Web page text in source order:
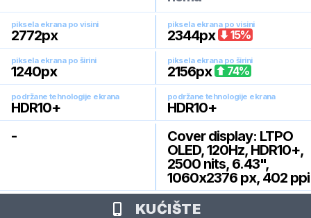
piksela ekrana po visini
2772px
piksela ekrana po visini
2344px 15%
piksela ekrana po širini
1240px
piksela ekrana po širini
2156px 74%
podržane tehnologije ekrana
HDR10+
podržane tehnologije ekrana
HDR10+
-
Cover display: LTPO
OLED, 120Hz, HDR10+,
2500 nits, 6.43",
1060x2376 px, 402 ppi
KUĆIŠTE